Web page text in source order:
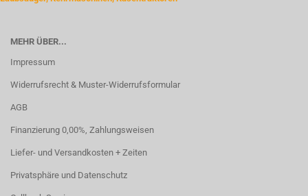
MEHR ÜBER...
Impressum
Widerrufsrecht & Muster-Widerrufsformular
AGB
Finanzierung 0,00%, Zahlungsweisen
Liefer- und Versandkosten + Zeiten
Privatsphäre und Datenschutz